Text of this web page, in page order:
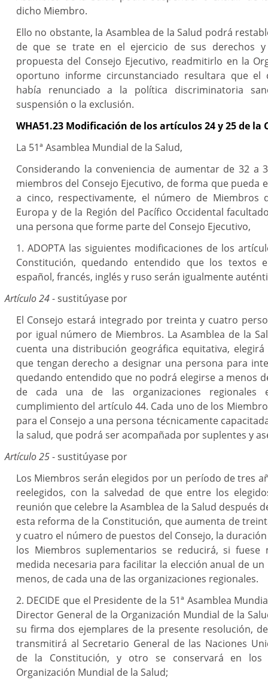
dicho Miembro.
Ello no obstante, la Asamblea de la Salud podrá
de que se trate en el ejercicio de sus derechos
propuesta del Consejo Ejecutivo, readmitirlo en la
oportuno informe circunstanciado resultara que el
había renunciado a la política discriminatoria
suspensión o la exclusión.
WHA51.23 Modificación de los artículos 24 y 25 de
La 51ª Asamblea Mundial de la Salud,
Considerando la conveniencia de aumentar de 32 a
miembros del Consejo Ejecutivo, de forma que pueda
a cinco, respectivamente, el número de Miembros
Europa y de la Región del Pacífico Occidental
una persona que forme parte del Consejo Ejecutivo,
1. ADOPTA las siguientes modificaciones de los
Constitución, quedando entendido que los textos
español, francés, inglés y ruso serán igualmente
Artículo 24- sustitúyase por
El Consejo estará integrado por treinta y cuatro
por igual número de Miembros. La Asamblea de la
cuenta una distribución geográfica equitativa,
que tengan derecho a designar una persona para
quedando entendido que no podrá elegirse a menos
de cada una de las organizaciones regionales
cumplimiento del artículo 44. Cada uno de los
para el Consejo a una persona técnicamente
la salud, que podrá ser acompañada por suplentes y
Artículo 25- sustitúyase por
Los Miembros serán elegidos por un período de tres
reelegidos, con la salvedad de que entre los
reunión que celebre la Asamblea de la Salud después
esta reforma de la Constitución, que aumenta de
y cuatro el número de puestos del Consejo, la
los Miembros suplementarios se reducirá, si fuese
medida necesaria para facilitar la elección anual de
menos, de cada una de las organizaciones regionales.
2. DECIDE que el Presidente de la 51ª Asamblea
Director General de la Organización Mundial de la
su firma dos ejemplares de la presente resolución,
transmitirá al Secretario General de las Naciones
de la Constitución, y otro se conservará en los
Organización Mundial de la Salud;